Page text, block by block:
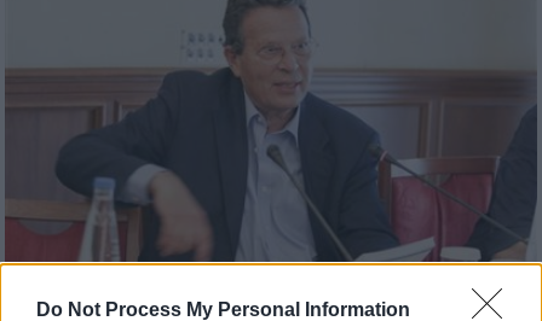
Do Not Process My Personal Information